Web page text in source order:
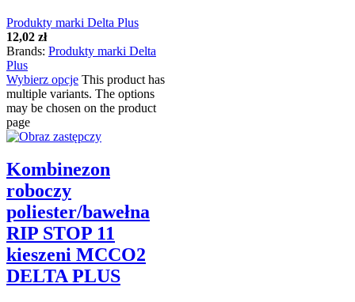
Produkty marki Delta Plus
12,02 zł
Brands: Produkty marki Delta
Plus
Wybierz opcje This product has
multiple variants. The options
may be chosen on the product
page
Kombinezon
roboczy
poliester/bawełna
RIP STOP 11
kieszeni MCCO2
DELTA PLUS